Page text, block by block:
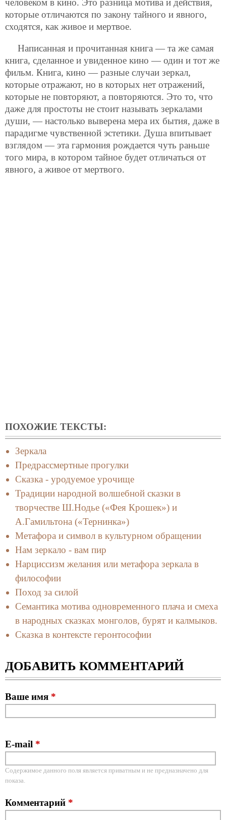
человеком в кино. Это разница мотива и действия,
которые отличаются по закону тайного и явного,
сходятся, как живое и мертвое.
Написанная и прочитанная книга — та же самая
книга, сделанное и увиденное кино — один и тот же
фильм. Книга, кино — разные случаи зеркал,
которые отражают, но в которых нет отражений,
которые не повторяют, а повторяются. Это то, что
даже для простоты не стоит называть зеркалами
души, — настолько выверена мера их бытия, даже в
парадигме чувственной эстетики. Душа впитывает
взглядом — эта гармония рождается чуть раньше
того мира, в котором тайное будет отличаться от
явного, а живое от мертвого.
ПОХОЖИЕ ТЕКСТЫ:
Зеркала
Предрассмертные прогулки
Сказка - уродуемое урочище
Традиции народной волшебной сказки в
творчестве Ш.Нодье («Фея Крошек») и
А.Гамильтона («Тернинка»)
Метафора и символ в культурном обращении
Нам зеркало - вам пир
Нарциссизм желания или метафора зеркала в
философии
Поход за силой
Семантика мотива одновременного плача и смеха
в народных сказках монголов, бурят и калмыков.
Сказка в контексте геронтософии
ДОБАВИТЬ КОММЕНТАРИЙ
Ваше имя *
E-mail *
Содержимое данного поля является приватным и не предназначено для
показа.
Комментарий *